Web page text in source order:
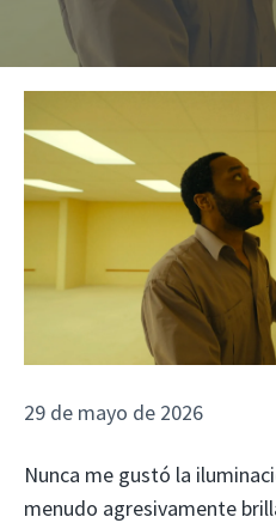
29 de mayo de 2026
Nunca me gustó la
menudo agresivamente